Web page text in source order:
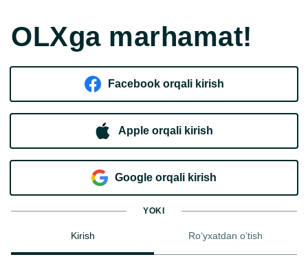
OLXga marhamat!
Facebook orqali kirish​
Apple orqali kirish
Goo​g​le orqali kirish
YOKI
Kirish Ro‘yxatdan o‘tish